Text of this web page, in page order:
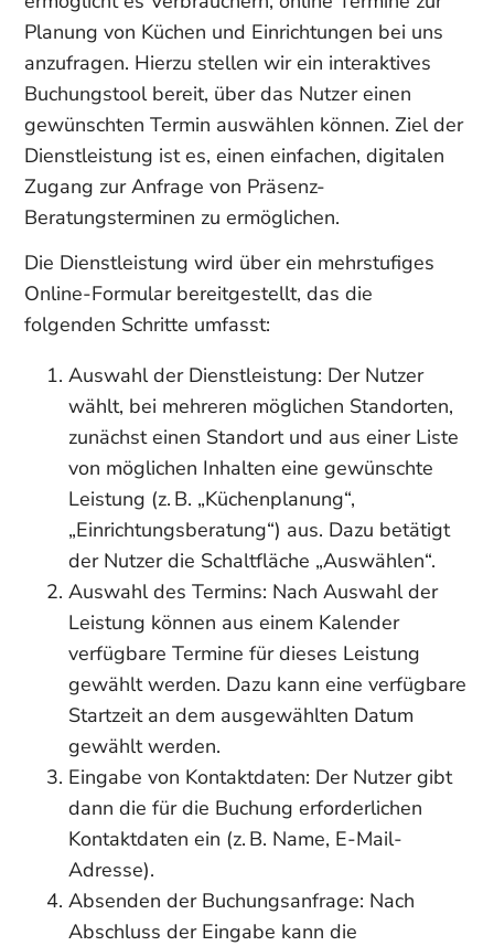
Planung von Küchen und Einrichtungen bei uns
anzufragen. Hierzu stellen wir ein interaktives
Buchungstool bereit, über das Nutzer einen
gewünschten Termin auswählen können. Ziel der
Dienstleistung ist es, einen einfachen, digitalen
Zugang zur Anfrage von Präsenz-
Beratungsterminen zu ermöglichen.
Die Dienstleistung wird über ein mehrstufiges
Online-Formular bereitgestellt, das die
folgenden Schritte umfasst:
Auswahl der Dienstleistung: Der Nutzer
wählt, bei mehreren möglichen Standorten,
zunächst einen Standort und aus einer Liste
von möglichen Inhalten eine gewünschte
Leistung (z. B. „Küchenplanung“,
„Einrichtungsberatung“) aus. Dazu betätigt
der Nutzer die Schaltfläche „Auswählen“.
Auswahl des Termins: Nach Auswahl der
Leistung können aus einem Kalender
verfügbare Termine für dieses Leistung
gewählt werden. Dazu kann eine verfügbare
Startzeit an dem ausgewählten Datum
gewählt werden.
Eingabe von Kontaktdaten: Der Nutzer gibt
dann die für die Buchung erforderlichen
Kontaktdaten ein (z. B. Name, E-Mail-
Adresse).
Absenden der Buchungsanfrage: Nach
Abschluss der Eingabe kann die